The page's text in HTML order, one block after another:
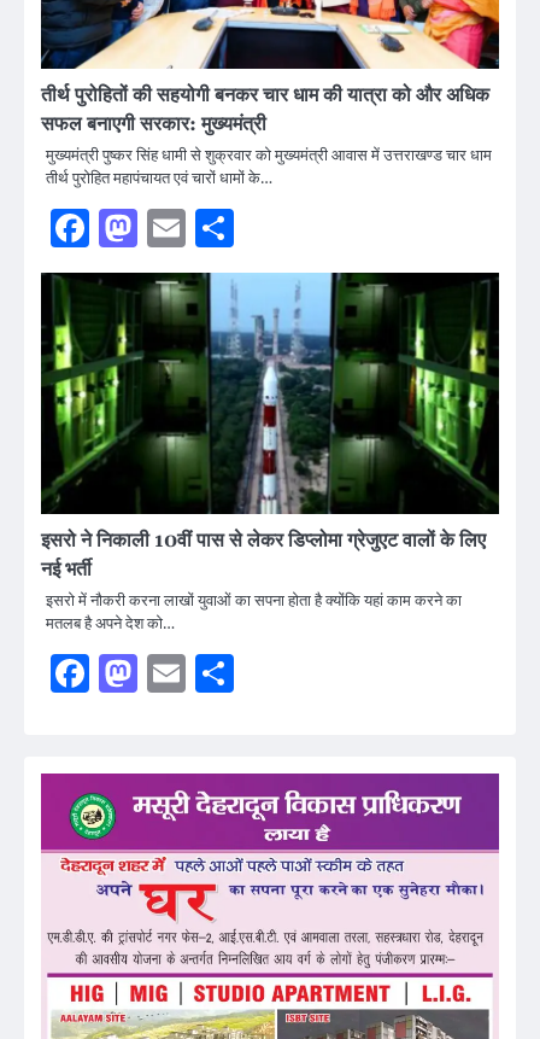
तीर्थ पुरोहितों की सहयोगी बनकर चार धाम की यात्रा को और अधिक
सफल बनाएगी सरकार: मुख्यमंत्री
मुख्यमंत्री पुष्कर सिंह धामी से शुक्रवार को मुख्यमंत्री आवास में उत्तराखण्ड चार धाम
तीर्थ पुरोहित महापंचायत एवं चारों धामों के…
Facebook
Mastodon
Email
इसरो ने निकाली 10वीं पास से लेकर डिप्लोमा ग्रेजुएट वालों के लिए
नई भर्ती
इसरो में नौकरी करना लाखों युवाओं का सपना होता है क्योंकि यहां काम करने का
मतलब है अपने देश को…
Facebook
Mastodon
Email